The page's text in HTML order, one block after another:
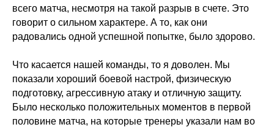
всего матча, несмотря на такой разрыв в счете. Это
говорит о сильном характере. А то, как они
радовались одной успешной попытке, было здорово.
Что касается нашей команды, то я доволен. Мы
показали хороший боевой настрой, физическую
подготовку, агрессивную атаку и отличную защиту.
Было несколько положительных моментов в первой
половине матча, на которые тренеры указали нам во